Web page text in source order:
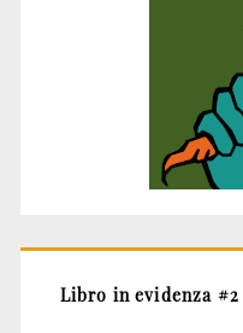
Libro in evidenza #2